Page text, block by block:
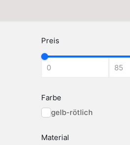
Preis
Farbe
gelb-rötlich
Material